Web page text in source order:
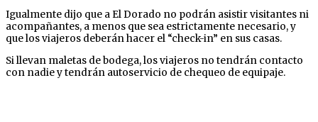
Igualmente dijo que a El Dorado no podrán asistir visitantes ni
acompañantes, a menos que sea estrictamente necesario, y
que los viajeros deberán hacer el “check-in” en sus casas.
Si llevan maletas de bodega, los viajeros no tendrán contacto
con nadie y tendrán autoservicio de chequeo de equipaje.